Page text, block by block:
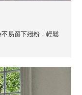
易留下殘粉，輕鬆